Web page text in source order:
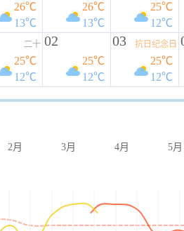
26℃
13℃
26℃
13℃
25℃
12℃
二十
25℃
12℃
02
25℃
12℃
03 抗日纪念日
25℃
12℃
2月 3月 4月 5月